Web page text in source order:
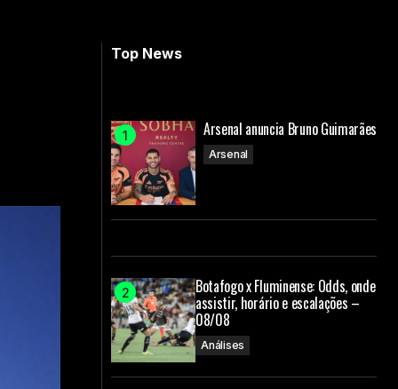
Top News
Arsenal anuncia Bruno Guimarães
Arsenal
Botafogo x Fluminense: Odds, onde
assistir, horário e escalações –
08/08
Análises